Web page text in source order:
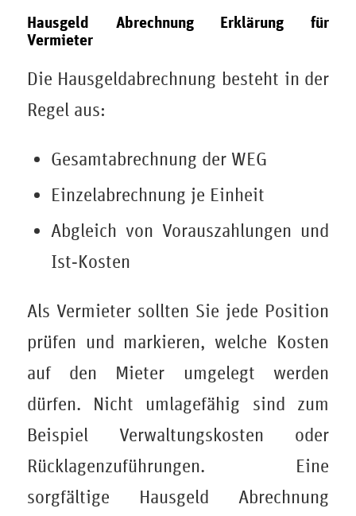
Hausgeld Abrechnung Erklärung für
Vermieter
Die Hausgeldabrechnung besteht in der
Regel aus:
Gesamtabrechnung der WEG
Einzelabrechnung je Einheit
Abgleich von Vorauszahlungen und
Ist‑Kosten
Als Vermieter sollten Sie jede Position
prüfen und markieren, welche Kosten
auf den Mieter umgelegt werden
dürfen. Nicht umlagefähig sind zum
Beispiel Verwaltungskosten oder
Rücklagenzuführungen. Eine
sorgfältige Hausgeld Abrechnung